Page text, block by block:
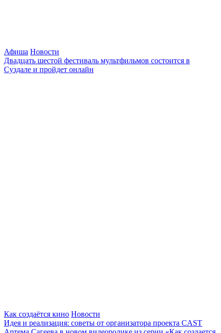
Афиша Новости
Двадцать шестой фестиваль мультфильмов состоится в
Суздале и пройдет онлайн
Как создаётся кино Новости
Идея и реализация: советы от организатора проекта CAST